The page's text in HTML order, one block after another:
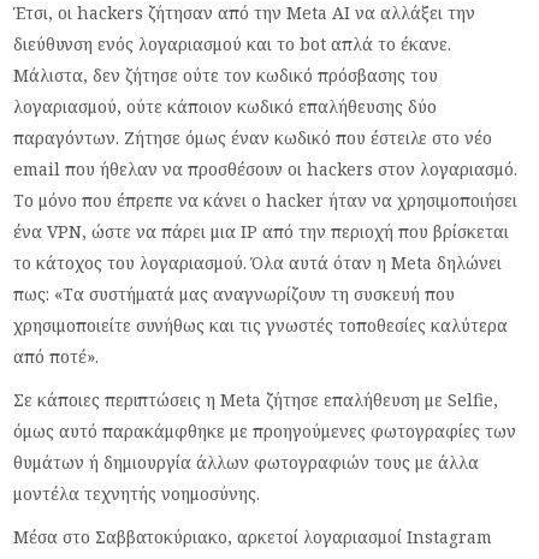
Έτσι, οι hackers ζήτησαν από την Meta AI να αλλάξει την
διεύθυνση ενός λογαριασμού και το bot απλά το έκανε.
Μάλιστα, δεν ζήτησε ούτε τον κωδικό πρόσβασης του
λογαριασμού, ούτε κάποιον κωδικό επαλήθευσης δύο
παραγόντων. Ζήτησε όμως έναν κωδικό που έστειλε στο νέο
email που ήθελαν να προσθέσουν οι hackers στον λογαριασμό.
Το μόνο που έπρεπε να κάνει ο hacker ήταν να χρησιμοποιήσει
ένα VPN, ώστε να πάρει μια IP από την περιοχή που βρίσκεται
το κάτοχος του λογαριασμού. Όλα αυτά όταν η Meta δηλώνει
πως: «Τα συστήματά μας αναγνωρίζουν τη συσκευή που
χρησιμοποιείτε συνήθως και τις γνωστές τοποθεσίες καλύτερα
από ποτέ».
Σε κάποιες περιπτώσεις η Meta ζήτησε επαλήθευση με Selfie,
όμως αυτό παρακάμφθηκε με προηγούμενες φωτογραφίες των
θυμάτων ή δημιουργία άλλων φωτογραφιών τους με άλλα
μοντέλα τεχνητής νοημοσύνης.
Μέσα στο Σαββατοκύριακο, αρκετοί λογαριασμοί Instagram